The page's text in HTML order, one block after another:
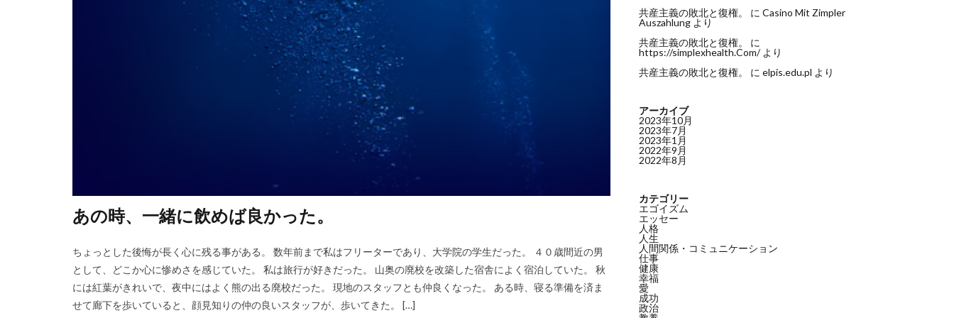
あの時、一緒に飲めば良かった。
ちょっとした後悔が長く心に残る事がある。 数年前まで私はフリーターであり、大学院の学生だった。 ４０歳間近の男
として、どこか心に惨めさを感じていた。 私は旅行が好きだった。 山奥の廃校を改築した宿舎によく宿泊していた。 秋
には紅葉がきれいで、夜中にはよく熊の出る廃校だった。 現地のスタッフとも仲良くなった。 ある時、寝る準備を済ま
せて廊下を歩いていると、顔見知りの仲の良いスタッフが、歩いてきた。 […]
共産主義の敗北と復権。 に Casino Mit Zimpler
Auszahlung より
共産主義の敗北と復権。
に
https://simplexhealth.Com/より
共産主義の敗北と復権。
に elpis.edu.pl より
アーカイブ
2023年10月
2023年7月
2023年1月
2022年9月
2022年8月
カテゴリー
エゴイズム
エッセー
人格
人生
人間関係・コミュニケーション
仕事
健康
幸福
愛
成功
政治